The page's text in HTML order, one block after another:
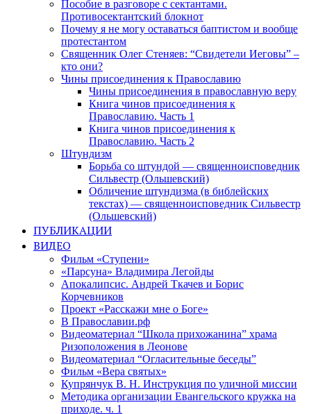
Пособие в разговоре с сектантами.
Противосектантский блокнот
Почему я не могу оставаться баптистом и вообще
протестантом
Священник Олег Стеняев: “Свидетели Иеговы” –
кто они?
Чины присоединения к Православию
Чины присоединения в православную веру
Книга чинов присоединения к
Православию. Часть 1
Книга чинов присоединения к
Православию. Часть 2
Штундизм
Борьба со штундой — священноисповедник
Сильвестр (Ольшевский)
Обличение штундизма (в библейских
текстах) — священноисповедник Сильвестр
(Ольшевский)
ПУБЛИКАЦИИ
ВИДЕО
Фильм «Ступени»
«Парсуна» Владимира Легойды
Апокалипсис. Андрей Ткачев и Борис
Корчевников
Проект «Расскажи мне о Боге»
В Православии.рф
Видеоматериал “Школа прихожанина” храма
Ризоположения в Леонове
Видеоматериал “Огласительные беседы”
Фильм «Вера святых»
Купрянчук В. Н. Инструкция по уличной миссии
Методика организации Евангельского кружка на
приходе. ч. 1